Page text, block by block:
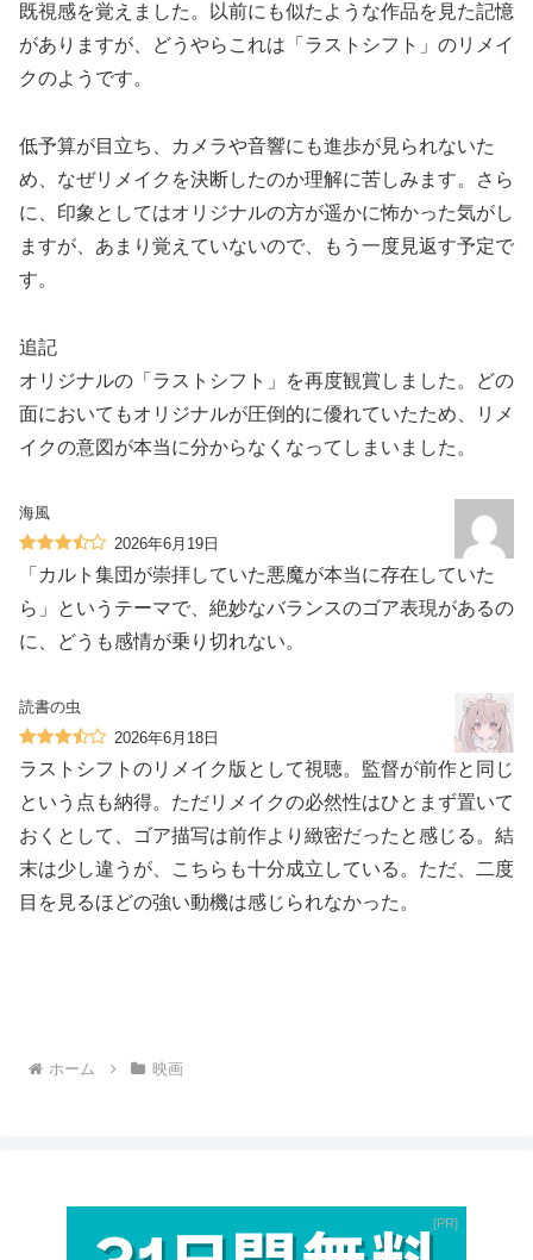
既視感を覚えました。以前にも似たような作品を見た記憶
がありますが、どうやらこれは「ラストシフト」のリメイ
クのようです。
低予算が目立ち、カメラや音響にも進歩が見られないた
め、なぜリメイクを決断したのか理解に苦しみます。さら
に、印象としてはオリジナルの方が遥かに怖かった気がし
ますが、あまり覚えていないので、もう一度見返す予定で
す。
追記
オリジナルの「ラストシフト」を再度観賞しました。どの
面においてもオリジナルが圧倒的に優れていたため、リメ
イクの意図が本当に分からなくなってしまいました。
海風
2026年6月19日
「カルト集団が崇拝していた悪魔が本当に存在していた
ら」というテーマで、絶妙なバランスのゴア表現があるの
に、どうも感情が乗り切れない。
読書の虫
2026年6月18日
ラストシフトのリメイク版として視聴。監督が前作と同じ
という点も納得。ただリメイクの必然性はひとまず置いて
おくとして、ゴア描写は前作より緻密だったと感じる。結
末は少し違うが、こちらも十分成立している。ただ、二度
目を見るほどの強い動機は感じられなかった。
ホーム 映画
PR